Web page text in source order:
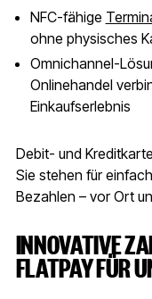
NFC-fähige
ohne physisches
Omnichannel-
Onlinehandel
Einkaufserlebnis
Debit- und
Sie stehen für
Bezahlen – vor Ort
INNOVATIVE
FLATPAY FÜR